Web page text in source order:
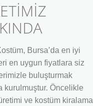
Bursa’da en iyi
en uygun fiyatlara siz
buluşturmak
kurulmuştur. Öncelikle
ve kostüm kiralama